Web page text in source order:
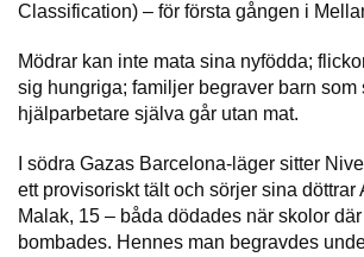
Classification) – för första gången i
Mödrar kan inte mata sina nyfödda;
sig hungriga; familjer begraver barn som
hjälparbetare själva går utan mat.
I södra Gazas Barcelona-läger sitter
ett provisoriskt tält och sörjer sina döttrar
Malak, 15 – båda dödades när skolor
bombades. Hennes man begravdes